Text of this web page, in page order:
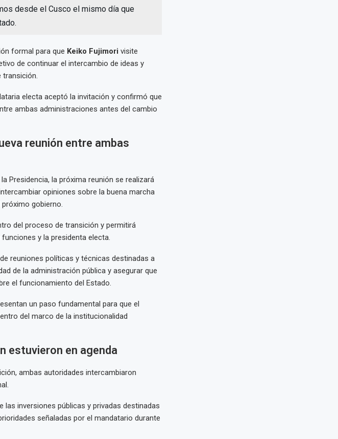
desde el Cusco el mismo día que
formal para que Keiko Fujimori visite
de continuar el intercambio de ideas y
transición.
electa aceptó la invitación y confirmó que
ambas administraciones antes del cambio
reunión entre ambas
Presidencia, la próxima reunión se realizará
opiniones sobre la buena marcha
gobierno.
del proceso de transición y permitirá
y la presidenta electa.
reuniones políticas y técnicas destinadas a
de la administración pública y asegurar que
el funcionamiento del Estado.
un paso fundamental para que el
del marco de la institucionalidad
estuvieron en agenda
ambas autoridades intercambiaron
inversiones públicas y privadas destinadas
señaladas por el mandatario durante